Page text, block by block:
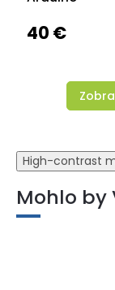
40 €
High-contrast
Mohlo by